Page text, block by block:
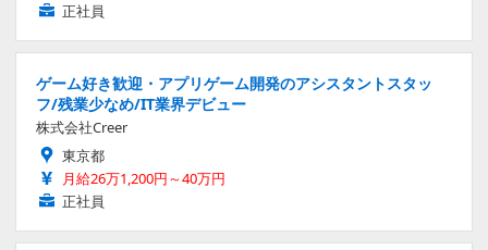
正社員
ゲーム好き歓迎・アプリゲーム開発のアシスタントスタッ
フ/残業少なめ/IT業界デビュー
株式会社Creer
東京都
月給26万1,200円～40万円
正社員